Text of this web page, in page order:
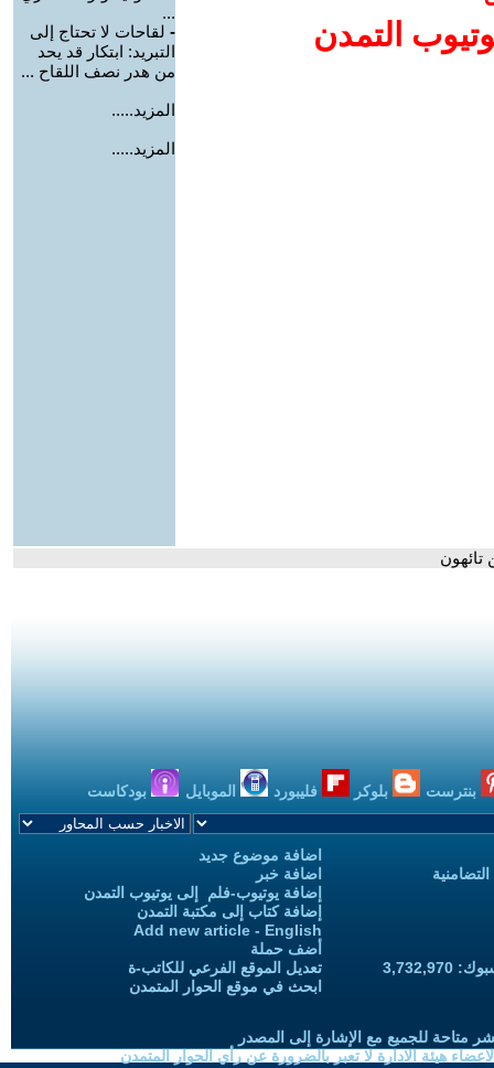
التمدن
...
- لقاحات لا تحتاج إلى
التبريد: ابتكار قد يحد
من هدر نصف اللقاح ...
المزيد.....
المزيد.....
تائهون
بنترست بلوكر فليبورد الموبايل بودكاست
اضافة موضوع جديد
اضافة خبر
إضافة يوتيوب-فلم إلى يوتيوب التمدن
إضافة كتاب إلى مكتبة التمدن
Add new article - English
أضف حملة
تعديل الموقع الفرعي للكاتب-ة
ابحث في موقع الحوار المتمدن
متاحة للجميع مع الإشارة إلى المصدر
هيئة الادارة لا تعبر بالضرورة عن رأي الحوار المتمدن